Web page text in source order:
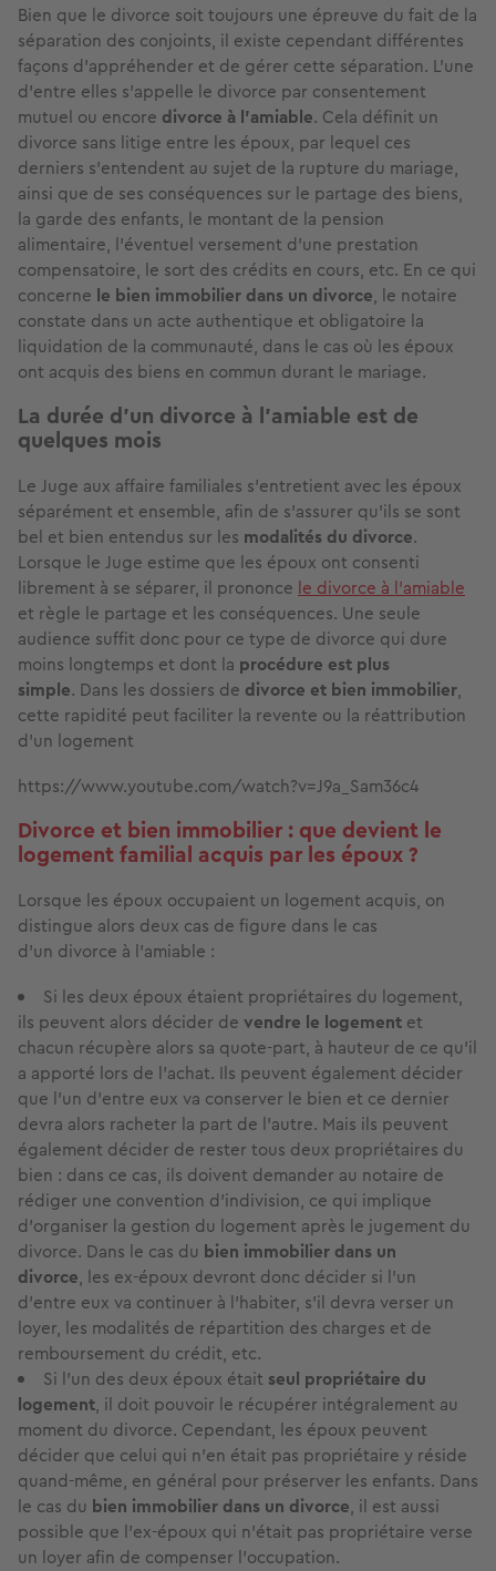
Bien que le divorce soit toujours une épreuve du fait de la
séparation des conjoints, il existe cependant différentes
façons d'appréhender et de gérer cette séparation. L’une
d’entre elles s’appelle le divorce par consentement
mutuel ou encore divorce à l’amiable. Cela définit un
divorce sans litige entre les époux, par lequel ces
derniers s’entendent au sujet de la rupture du mariage,
ainsi que de ses conséquences sur le partage des biens,
la garde des enfants, le montant de la pension
alimentaire, l’éventuel versement d’une prestation
compensatoire, le sort des crédits en cours, etc. En ce qui
concerne le bien immobilier dans un divorce, le notaire
constate dans un acte authentique et obligatoire la
liquidation de la communauté, dans le cas où les époux
ont acquis des biens en commun durant le mariage.
La durée d'un divorce à l'amiable est de
quelques mois
Le Juge aux affaire familiales s’entretient avec les époux
séparément et ensemble, afin de s’assurer qu’ils se sont
bel et bien entendus sur les modalités du divorce.
Lorsque le Juge estime que les époux ont consenti
librement à se séparer, il prononce le divorce à l'amiable
et règle le partage et les conséquences. Une seule
audience suffit donc pour ce type de divorce qui dure
moins longtemps et dont la procédure est plus
simple. Dans les dossiers de divorce et bien immobilier,
cette rapidité peut faciliter la revente ou la réattribution
d’un logement
https://www.youtube.com/watch?v=J9a_Sam36c4
Divorce et bien immobilier : que devient le
logement familial acquis par les époux ?
Lorsque les époux occupaient un logement acquis, on
distingue alors deux cas de figure dans le cas
d’un divorce à l’amiable :
Si les deux époux étaient propriétaires du logement,
ils peuvent alors décider de vendre le logement et
chacun récupère alors sa quote-part, à hauteur de ce qu’il
a apporté lors de l’achat. Ils peuvent également décider
que l’un d’entre eux va conserver le bien et ce dernier
devra alors racheter la part de l’autre. Mais ils peuvent
également décider de rester tous deux propriétaires du
bien : dans ce cas, ils doivent demander au notaire de
rédiger une convention d’indivision, ce qui implique
d’organiser la gestion du logement après le jugement du
divorce. Dans le cas du bien immobilier dans un
divorce, les ex-époux devront donc décider si l’un
d’entre eux va continuer à l'habiter, s’il devra verser un
loyer, les modalités de répartition des charges et de
remboursement du crédit, etc.
Si l’un des deux époux était seul propriétaire du
logement, il doit pouvoir le récupérer intégralement au
moment du divorce. Cependant, les époux peuvent
décider que celui qui n’en était pas propriétaire y réside
quand-même, en général pour préserver les enfants. Dans
le cas du bien immobilier dans un divorce, il est aussi
possible que l’ex-époux qui n’était pas propriétaire verse
un loyer afin de compenser l’occupation.